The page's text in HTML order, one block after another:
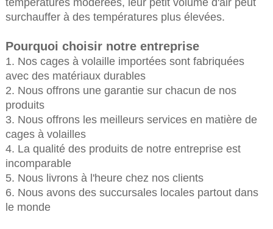
températures modérées, leur petit volume d'air peut
surchauffer à des températures plus élevées.
Pourquoi choisir notre entreprise
1. Nos cages à volaille importées sont fabriquées
avec des matériaux durables
2. Nous offrons une garantie sur chacun de nos
produits
3. Nous offrons les meilleurs services en matière de
cages à volailles
4. La qualité des produits de notre entreprise est
incomparable
5. Nous livrons à l'heure chez nos clients
6. Nous avons des succursales locales partout dans
le monde